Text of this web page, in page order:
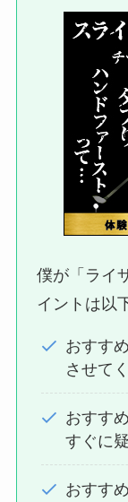
僕が「ライ
イントは以
おすす
させて
おすす
すぐに
おすす